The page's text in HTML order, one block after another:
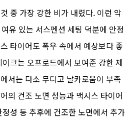
중 가장 강한 비가 내렸다. 이런 악
유 있는 서스펜션 세팅 덕분에 안정
타이어도 폭우 속에서 예상보다 좋
크는 오프로드에서 보여준 강한 제
서는 다소 무디고 날카로움이 부족
의 건조 노면 성능과 맥시스 타이어
성 등 추후에 건조한 노면에서 추가